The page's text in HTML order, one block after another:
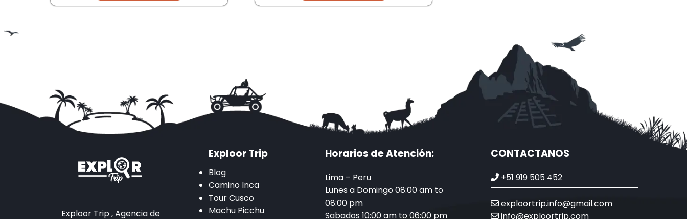
Exploor Trip , Agencia de
Exploor Trip
Blog
Camino Inca
Tour Cusco
Machu Picchu
Horarios de Atención:
Lima – Peru
Lunes a Domingo 08:00 am to
08:00 pm
Sabados 10:00 am to 06:00 pm
CONTACTANOS
+51 919 505 452
exploortrip.info@gmail.com
info@exploortrip.com